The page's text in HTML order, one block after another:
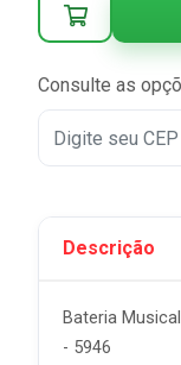
Consulte as
Descrição
Bateria
- 5946